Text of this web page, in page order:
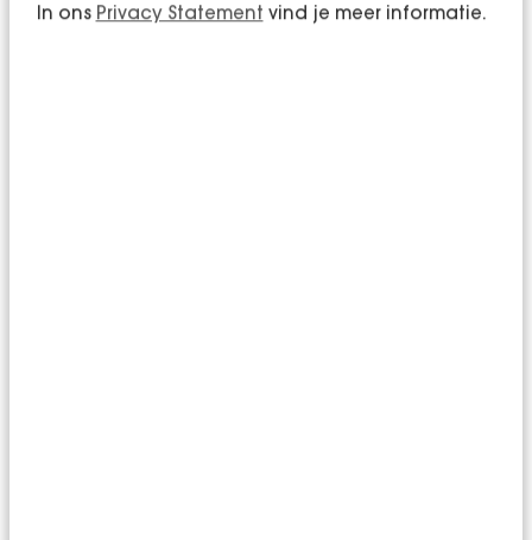
In ons Privacy Statement vind je meer informatie.